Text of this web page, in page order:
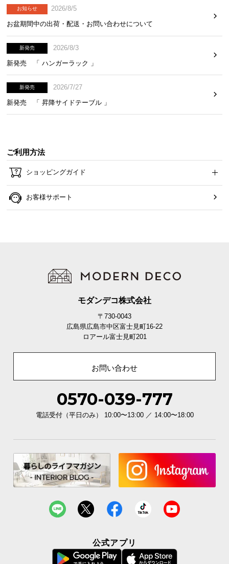
お知らせ
2026/8/5
お盆期間中の出荷・配送・お問い合わせについて
新発売
2026/8/3
新発売 「 ハンガーラック 」
新発売
2026/7/27
新発売 「 昇降サイドテーブル 」
ご利用方法
ショッピングガイド
お客様サポート
モダンデコ株式会社
〒730-0043
広島県広島市中区富士見町16-22
ロアール富士見町201
お問い合わせ
0570-039-777
電話受付（平日のみ） 10:00〜13:00 ／ 14:00〜18:00
公式アプリ